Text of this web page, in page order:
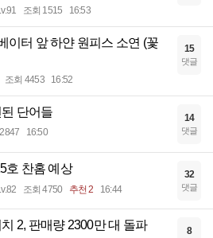
조회 1515 16:53
이터 앞 하얀 원피스 소연 (꽃
조회 4453 16:52
15
댓글
단어들
16:50
14
댓글
호 찬홈 예상
조회 4750 추천 2 16:44
32
댓글
2, 판매량 2300만 대 돌파 8